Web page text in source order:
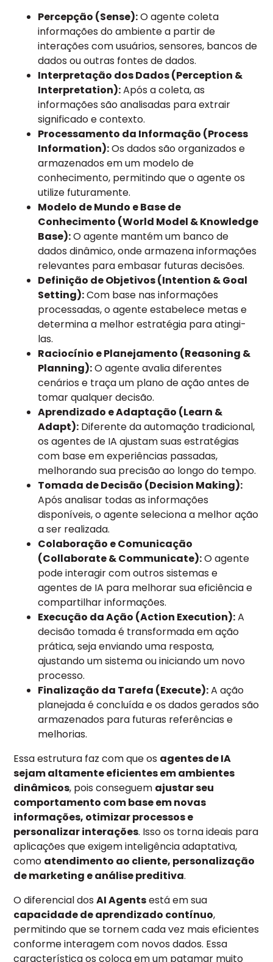
Percepção (Sense):O agente coleta
informações do ambiente a partir de
interações com usuários, sensores, bancos de
dados ou outras fontes de dados.
Interpretação dos Dados (Perception &
Interpretation):Após a coleta, as
informações são analisadas para extrair
significado e contexto.
Processamento da Informação (Process
Information):Os dados são organizados e
armazenados em um modelo de
conhecimento, permitindo que o agente os
utilize futuramente.
Modelo de Mundo e Base de
Conhecimento (World Model & Knowledge
Base):O agente mantém um banco de
dados dinâmico, onde armazena informações
relevantes para embasar futuras decisões.
Definição de Objetivos (Intention & Goal
Setting):Com base nas informações
processadas, o agente estabelece metas e
determina a melhor estratégia para atingi-
las.
Raciocínio e Planejamento (Reasoning &
Planning):O agente avalia diferentes
cenários e traça um plano de ação antes de
tomar qualquer decisão.
Aprendizado e Adaptação (Learn &
Adapt): Diferente da automação tradicional,
os agentes de IA ajustam suas estratégias
com base em experiências passadas,
melhorando sua precisão ao longo do tempo.
Tomada de Decisão (Decision Making):
Após analisar todas as informações
disponíveis, o agente seleciona a melhor ação
a ser realizada.
Colaboração e Comunicação
(Collaborate & Communicate):O agente
pode interagir com outros sistemas e
agentes de IA para melhorar sua eficiência e
compartilhar informações.
Execução da Ação (Action Execution):A
decisão tomada é transformada em ação
prática, seja enviando uma resposta,
ajustando um sistema ou iniciando um novo
processo.
Finalização da Tarefa (Execute):A ação
planejada é concluída e os dados gerados são
armazenados para futuras referências e
melhorias.
Essa estrutura faz com que os agentes de IA
sejam altamente eficientes em ambientes
dinâmicos, pois conseguem ajustar seu
comportamento com base em novas
informações, otimizar processos e
personalizar interações. Isso os torna ideais para
aplicações que exigem inteligência adaptativa,
como atendimento ao cliente, personalização
de marketing e análise preditiva.
O diferencial dosAI Agentsestá em sua
capacidade de aprendizado contínuo,
permitindo que se tornem cada vez mais eficientes
conforme interagem com novos dados. Essa
característica os coloca em um patamar muito